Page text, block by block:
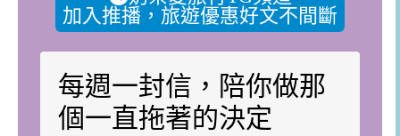
加入推播，旅遊優惠好文不間斷
每週一封信，陪你做那
個一直拖著的決定